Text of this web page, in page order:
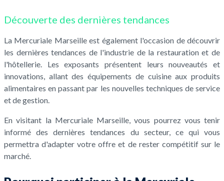
Découverte des dernières tendances
La Mercuriale Marseille est également l'occasion de découvrir
les dernières tendances de l'industrie de la restauration et de
l'hôtellerie. Les exposants présentent leurs nouveautés et
innovations, allant des équipements de cuisine aux produits
alimentaires en passant par les nouvelles techniques de service
et de gestion.
En visitant la Mercuriale Marseille, vous pourrez vous tenir
informé des dernières tendances du secteur, ce qui vous
permettra d'adapter votre offre et de rester compétitif sur le
marché.